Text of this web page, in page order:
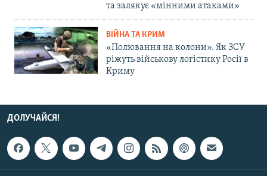
та залякує «мінними атаками»
ВІЙНА ТА КРИМ
«Полювання на колони». Як ЗСУ
ріжуть військову логістику Росії в
Криму
ДОЛУЧАЙСЯ!